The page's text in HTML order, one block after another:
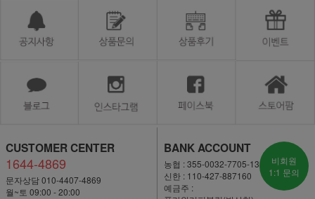
CUSTOMER CENTER
1644-4869
문자상담 010-4407-4869
월~토 09:00 - 20:00
BANK ACCOUNT
농협 : 355-0032-7705-13
신한 : 110-427-887160
예금주 :
비회원
1:1 문의